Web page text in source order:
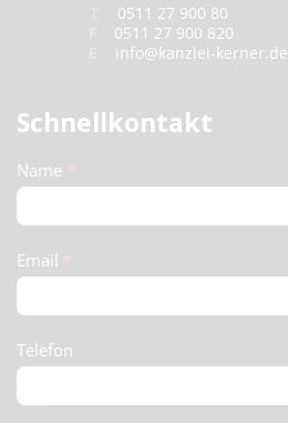
0511 27 900 80
0511 27 900 820
info@kanzlei-kerner.de
Schnellkontakt
Schnellkontakt
(Footer)
Name *
Email *
Telefon